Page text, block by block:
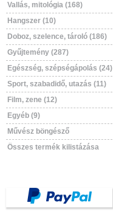
Vallás, mitológia (168)
Hangszer (10)
Doboz, szelence, tároló (186)
Gyűjtemény (287)
Egészség, szépségápolás (24)
Sport, szabadidő, utazás (11)
Film, zene (12)
Egyéb (9)
Művész böngésző
Összes termék kilistázása